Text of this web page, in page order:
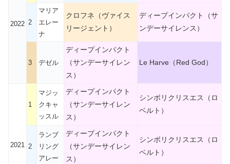
2022 2
マリア
エレー
ナ
クロフネ（ヴァイス
リージェント）
ディープインパクト（サ
ンデーサイレンス）
3 デゼル
ディープインパクト
（サンデーサイレン
ス）
Le Harve（Red God）
2021
1
マジッ
クキャ
ッスル
ディープインパクト
（サンデーサイレン
ス）
シンボリクリスエス（ロ
ベルト）
2
ランブ
リング
アレー
ディープインパクト
（サンデーサイレン
ス）
シンボリクリスエス（ロ
ベルト）